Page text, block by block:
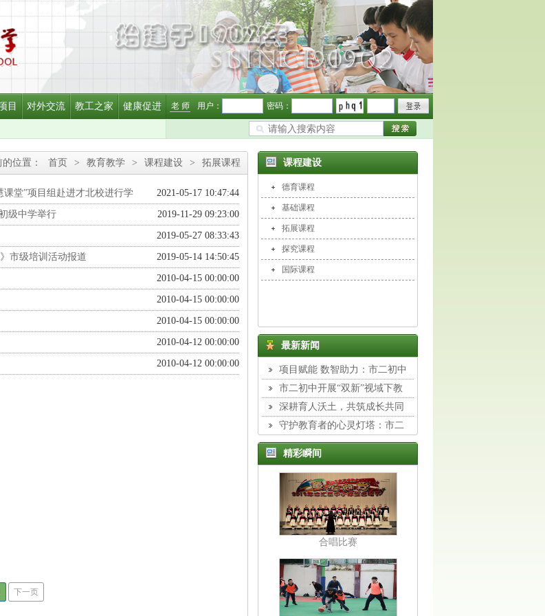
目 对外交流 教工之家 健康促进 老 师 用户： 密码：
位置： 首页 > 教育教学 > 课程建设 > 拓展课程
2021-05-17 10:47:44
堂”项目组赴进才北校进行学
2019-11-29 09:23:00
级中学举行
2019-05-27 08:33:43
2019-05-14 14:50:45
市级培训活动报道
2010-04-15 00:00:00
2010-04-15 00:00:00
2010-04-15 00:00:00
2010-04-12 00:00:00
2010-04-12 00:00:00
下一页
课程建设
德育课程
基础课程
拓展课程
探究课程
国际课程
最新新闻
项目赋能 数智助力：市二初中
组织教师开展专题校本培训
市二初中开展“双新”视域下教
与学转型主题培训
深耕育人沃土，共筑成长共同
体：市二初中班主任工作室展示活
动纪实
守护教育者的心灵灯塔：市二
初中举行德育专题讲座
精彩瞬间
合唱比赛